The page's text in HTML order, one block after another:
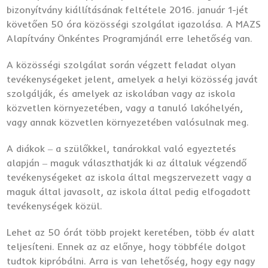
bizonyítvány kiállításának feltétele 2016. január 1-jét
követően 50 óra közösségi szolgálat igazolása. A MAZS
Alapítvány Önkéntes Programjánál erre lehetőség van.
A közösségi szolgálat során végzett feladat olyan
tevékenységeket jelent, amelyek a helyi közösség javát
szolgálják, és amelyek az iskolában vagy az iskola
közvetlen környezetében, vagy a tanuló lakóhelyén,
vagy annak közvetlen környezetében valósulnak meg.
A diákok ‒ a szülőkkel, tanárokkal való egyeztetés
alapján ‒ maguk választhatják ki az általuk végzendő
tevékenységeket az iskola által megszervezett vagy a
maguk által javasolt, az iskola által pedig elfogadott
tevékenységek közül.
Lehet az 50 órát több projekt keretében, több év alatt
teljesíteni. Ennek az az előnye, hogy többféle dolgot
tudtok kipróbálni. Arra is van lehetőség, hogy egy nagy